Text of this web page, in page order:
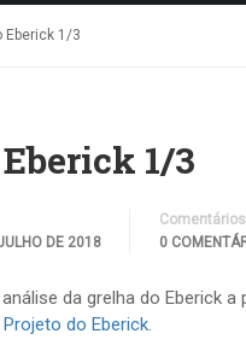
Eberick 1/3
1/3
DE 2018
Comentários
0
da grelha do Eberick
do Eberick.